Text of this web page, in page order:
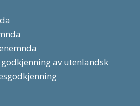
av utenlandsk